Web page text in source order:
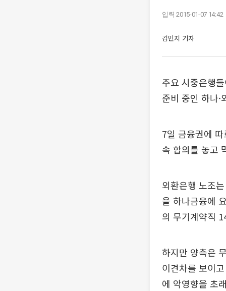
입력 2015-01-07 14:42
김민지 기자
주요 시중은행
준비 중인 하나
7일 금융권에
속 합의를 놓고
외환은행 노조
을 하나금융에
의 무기계약직
하지만 양측은
이견차를 보이
에 악영향을 초